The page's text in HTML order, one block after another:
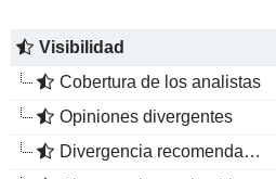
Visibilidad
Cobertura de los analistas
Opiniones divergentes
Divergencia recomendaciones analistas